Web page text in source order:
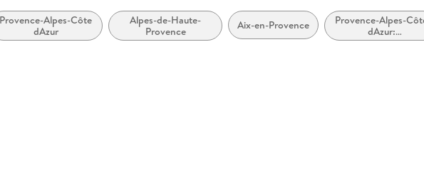
Provence-Alpes-Côte
dAzur
Alpes-de-Haute-
Provence
Aix-en-Provence
Provence-Alpes-
dAzur: